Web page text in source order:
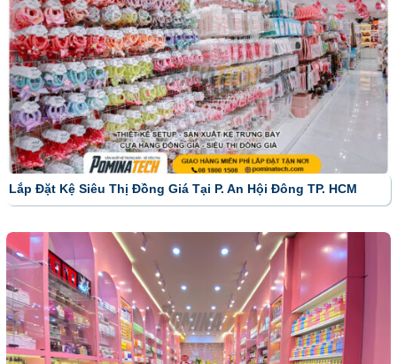
Lắp Đặt Kệ Siêu Thị Đồng Giá Tại P. An Hội Đông TP. HCM